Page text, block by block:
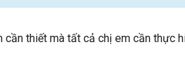
cần thiết mà tất cả chị em cần thực